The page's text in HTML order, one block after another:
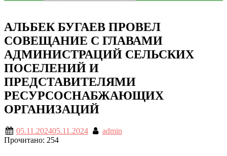
АЛЬБЕК БУГАЕВ ПРОВЕЛ
СОВЕЩАНИЕ С ГЛАВАМИ
АДМИНИСТРАЦИЙ СЕЛЬСКИХ
ПОСЕЛЕНИЙ И
ПРЕДСТАВИТЕЛЯМИ
РЕСУРСОСНАБЖАЮЩИХ
ОРГАНИЗАЦИЙ
05.11.202405.11.2024
admin
Прочитано: 254